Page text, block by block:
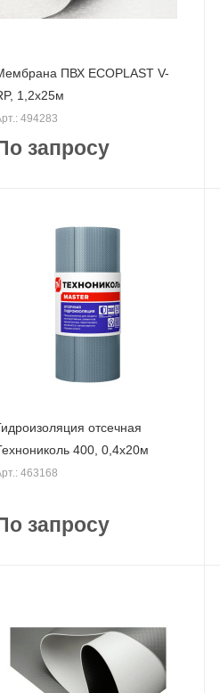
ПВХ ECOPLAST V-
1,2х25м
494283
запросу
отсечная
400, 0,4х20м
463168
запросу